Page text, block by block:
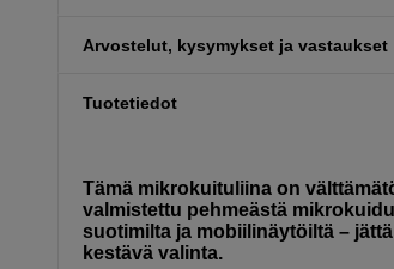
Arvostelut, kysymykset ja vastaukset
Tuotetiedot
Tämä mikrokuituliina on
valmistettu pehmeästä
suotimilta ja mobiilinäytöiltä –
kestävä valinta.